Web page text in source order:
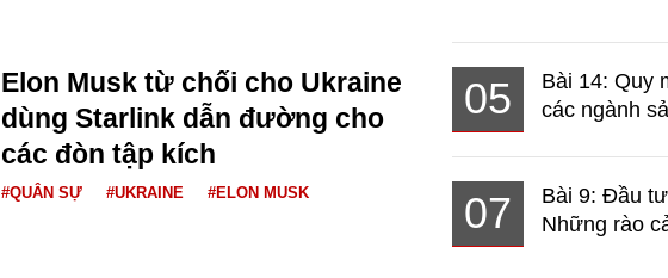
Elon Musk từ chối cho Ukraine
dùng Starlink dẫn đường cho
các đòn tập kích
#QUÂN SỰ #UKRAINE #ELON MUSK
05
Bài 14: Quy
các ngành
07
Bài 9: Đầu
Những rào